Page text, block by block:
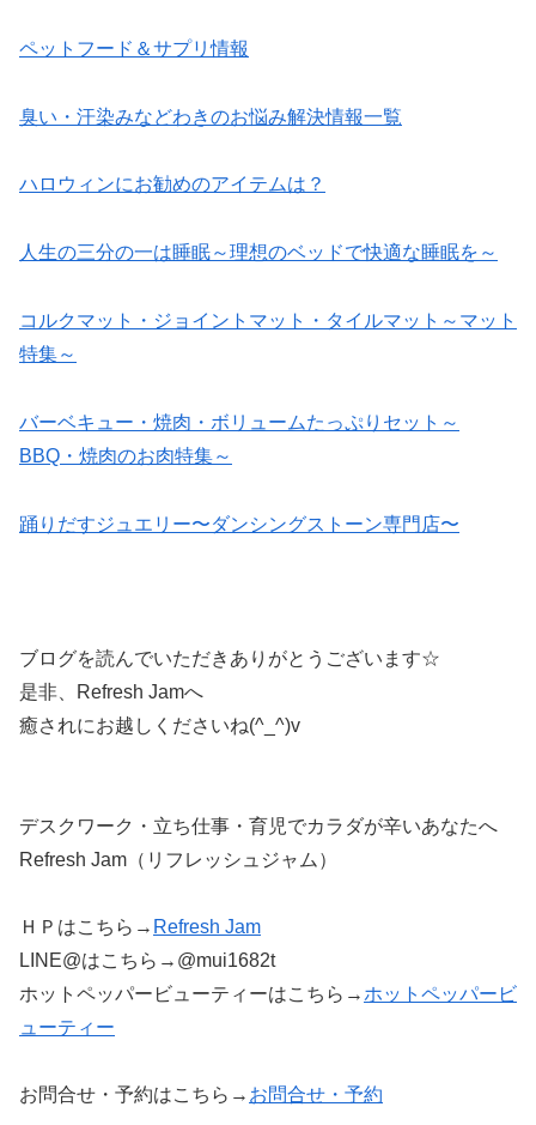
ペットフード＆サプリ情報
臭い・汗染みなどわきのお悩み解決情報一覧
ハロウィンにお勧めのアイテムは？
人生の三分の一は睡眠～理想のベッドで快適な睡眠を～
コルクマット・ジョイントマット・タイルマット～マット
特集～
バーベキュー・焼肉・ボリュームたっぷりセット～
BBQ・焼肉のお肉特集～
踊りだすジュエリー〜ダンシングストーン専門店〜
ブログを読んでいただきありがとうございます☆
是非、Refresh Jamへ
癒されにお越しくださいね(^_^)v
デスクワーク・立ち仕事・育児でカラダが辛いあなたへ
Refresh Jam（リフレッシュジャム）
ＨＰはこちら→ Refresh Jam
LINE@はこちら→@mui1682t
ホットペッパービューティーはこちら→ ホットペッパービ
ューティー
お問合せ・予約はこちら→ お問合せ・予約